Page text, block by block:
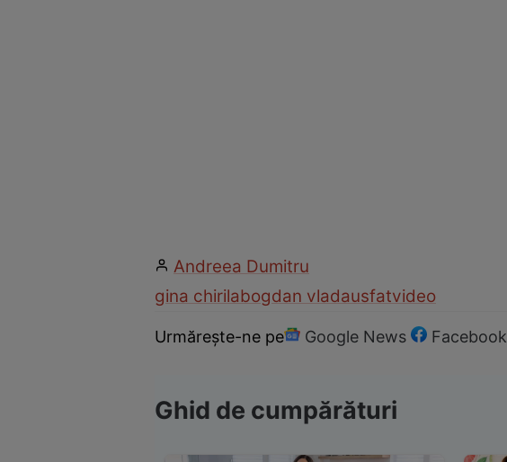
Andreea Dumitru
gina chirilabogdan vladausfatvideo
Urmărește-ne pe Google News Facebook
Ghid de cumpărături